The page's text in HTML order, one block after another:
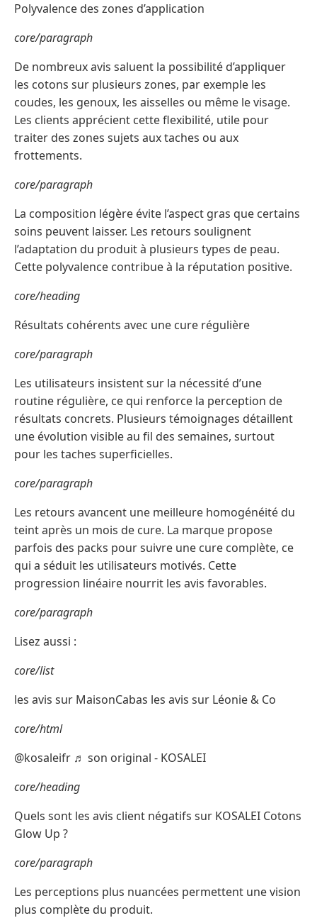
Polyvalence des zones d’application
core/paragraph
De nombreux avis saluent la possibilité d’appliquer
les cotons sur plusieurs zones, par exemple les
coudes, les genoux, les aisselles ou même le visage.
Les clients apprécient cette flexibilité, utile pour
traiter des zones sujets aux taches ou aux
frottements.
core/paragraph
La composition légère évite l’aspect gras que certains
soins peuvent laisser. Les retours soulignent
l’adaptation du produit à plusieurs types de peau.
Cette polyvalence contribue à la réputation positive.
core/heading
Résultats cohérents avec une cure régulière
core/paragraph
Les utilisateurs insistent sur la nécessité d’une
routine régulière, ce qui renforce la perception de
résultats concrets. Plusieurs témoignages détaillent
une évolution visible au fil des semaines, surtout
pour les taches superficielles.
core/paragraph
Les retours avancent une meilleure homogénéité du
teint après un mois de cure. La marque propose
parfois des packs pour suivre une cure complète, ce
qui a séduit les utilisateurs motivés. Cette
progression linéaire nourrit les avis favorables.
core/paragraph
Lisez aussi :
core/list
les avis sur MaisonCabas les avis sur Léonie & Co
core/html
@kosaleifr ♬ son original - KOSALEI
core/heading
Quels sont les avis client négatifs sur KOSALEI Cotons
Glow Up ?
core/paragraph
Les perceptions plus nuancées permettent une vision
plus complète du produit.